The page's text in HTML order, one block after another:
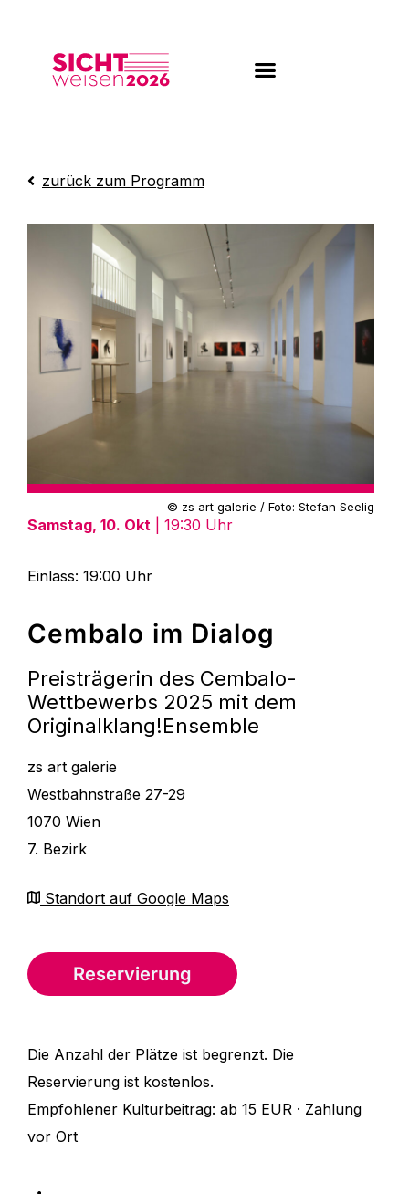
springen
zurück zum Programm
© zs art galerie / Foto: Stefan Seelig
Samstag, 10. Okt | 19:30 Uhr
Einlass: 19:00 Uhr
Cembalo im Dialog
Preisträgerin des Cembalo-
Wettbewerbs 2025 mit dem
Originalklang!Ensemble
zs art galerie
Westbahnstraße 27-29
1070 Wien
7. Bezirk
Standort auf Google Maps
Reservierung
Die Anzahl der Plätze ist begrenzt. Die
Reservierung ist kostenlos.
Empfohlener Kulturbeitrag: ab 15 EUR · Zahlung
vor Ort